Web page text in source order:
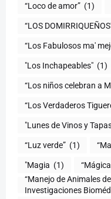
“Loco de amor” (1)
“Los Fabulosos ma'
"Los Inchapeables" (1)
“Los niños celebran a
“Los Verdaderos
"Lunes de Vinos y
“Luz verde” (1)
"Magia (1)
“Manejo de Animales